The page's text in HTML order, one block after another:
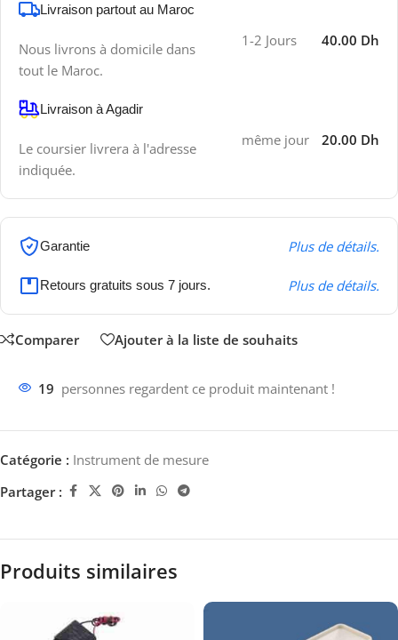
Livraison partout au Maroc
Nous livrons à domicile dans
tout le Maroc.
1-2 Jours 40.00 Dh
Livraison à Agadir
Le coursier livrera à l'adresse
indiquée.
même jour 20.00 Dh
Garantie Plus de détails.
Retours gratuits sous 7 jours. Plus de détails.
Comparer Ajouter à la liste de souhaits
19 personnes regardent ce produit maintenant !
Catégorie : Instrument de mesure
Partager :
Produits similaires